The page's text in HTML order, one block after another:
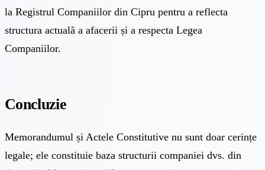
la Registrul Companiilor din Cipru pentru a reflecta
structura actuală a afacerii și a respecta Legea
Companiilor.
Concluzie
Memorandumul și Actele Constitutive nu sunt doar cerințe
legale; ele constituie baza structurii companiei dvs. din